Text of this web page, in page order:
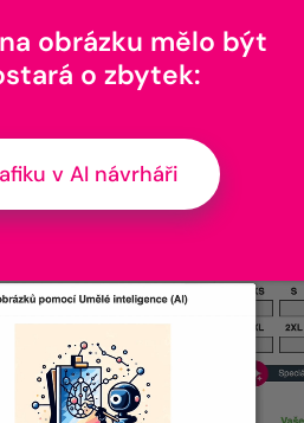
obrázku mělo být
o zbytek:
v AI návrháři